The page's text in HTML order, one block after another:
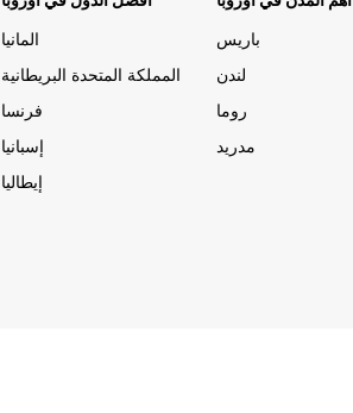
المانيا
المملكة المتحدة البريطانية
فرنسا
إسبانيا
إيطاليا
باريس
لندن
روما
مدريد